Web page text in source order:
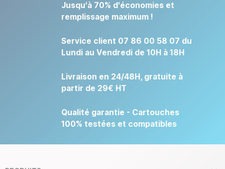
Jusqu'à 70% d'économies et
remplissage maximum !
Service client 07 86 00 58 07 du
Lundi au Vendredi de 10H à 18H
Livraison en 24/48H, gratuite à
partir de 29€ HT
Qualité garantie - Cartouches
100% testées et compatibles